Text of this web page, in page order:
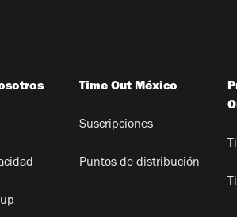
Time Out México
Suscripciones
Puntos de distribución